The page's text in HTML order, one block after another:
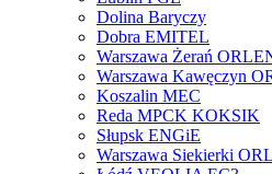
Dolina Baryczy
Dobra EMITEL
Warszawa Żerań
Warszawa Kawęczyn
Koszalin MEC
Reda MPCK KOKSIK
Słupsk ENGiE
Warszawa Siekierki